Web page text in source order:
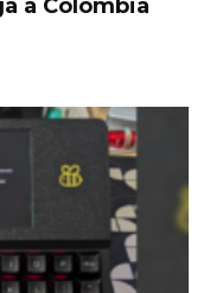
a Colombia